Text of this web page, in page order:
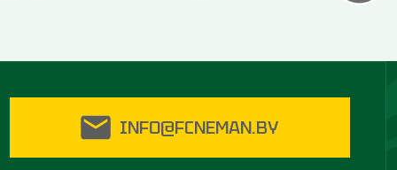
INFO@FCNEMAN.BY